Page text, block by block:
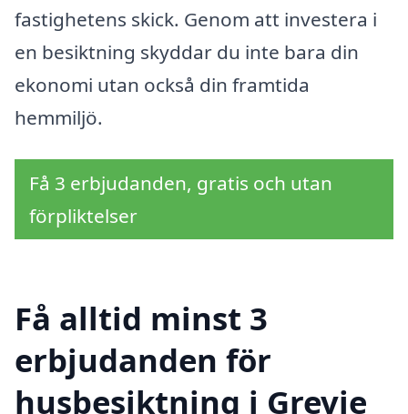
fastighetens skick. Genom att investera i
en besiktning skyddar du inte bara din
ekonomi utan också din framtida
hemmiljö.
Få 3 erbjudanden, gratis och utan
förpliktelser
Få alltid minst 3
erbjudanden för
husbesiktning i Grevie